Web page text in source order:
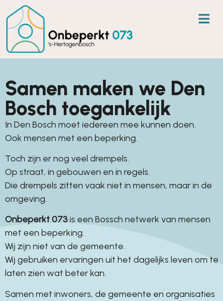
Samen maken we Den
Bosch toegankelijk
In Den Bosch moet iedereen mee kunnen doen.
Ook mensen met een beperking.
Toch zijn er nog veel drempels.
Op straat, in gebouwen en in regels.
Die drempels zitten vaak niet in mensen, maar in de
omgeving.
Onbeperkt 073is een Bossch netwerk van mensen
met een beperking.
Wij zijn niet van de gemeente.
Wij gebruiken ervaringen uit het dagelijks leven om te
laten zien wat beter kan.
Samen met inwoners, de gemeente en organisaties